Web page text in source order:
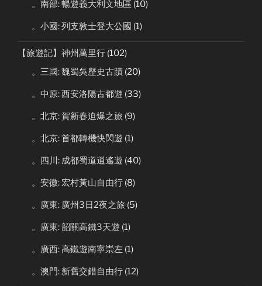
。南部: 暢遊義大利文地區 (10)
。小國: 列支敦士登大公國 (1)
【旅遊記】神州萬里行 (102)
。三國: 魏蜀吳歷史古蹟 (20)
。中原: 西安洛陽古都遊 (33)
。北京: 賀新春迫爆之旅 (9)
。北京: 首都轉機快閃遊 (1)
。四川: 成都蜀道逍遙遊 (40)
。安徽: 宏村黃山自由行 (8)
。廣東: 廣州3日2夜之旅 (5)
。廣東: 韶關高鐵3天遊 (1)
。廣西: 高鐵遊南寧崇左 (1)
。澳門: 新舊交錯自由行 (12)